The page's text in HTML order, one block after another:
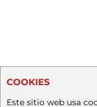
COOKIES
Este sitio web usa